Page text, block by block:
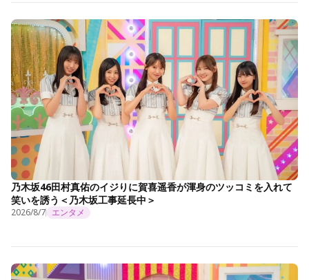
乃木坂46田村真佑のイジりに賀喜遥香が渾身のツッコミを入れて
笑いを誘う＜乃木坂工事延長中＞
2026/8/7 エンタメ